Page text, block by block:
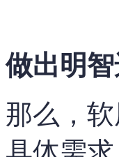
做出明
那么，